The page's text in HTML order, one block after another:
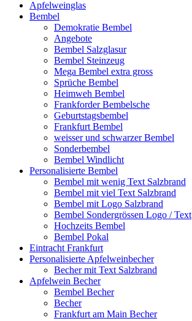
Apfelweinglas
Bembel
Demokratie Bembel
Angebote
Bembel Salzglasur
Bembel Steinzeug
Mega Bembel extra gross
Sprüche Bembel
Heimweh Bembel
Frankforder Bembelsche
Geburtstagsbembel
Frankfurt Bembel
weisser und schwarzer Bembel
Sonderbembel
Bembel Windlicht
Personalisierte Bembel
Bembel mit wenig Text Salzbrand
Bembel mit viel Text Salzbrand
Bembel mit Logo Salzbrand
Bembel Sondergrössen Logo / Text
Hochzeits Bembel
Bembel Pokal
Eintracht Frankfurt
Personalisierte Apfelweinbecher
Becher mit Text Salzbrand
Apfelwein Becher
Bembel Becher
Becher
Frankfurt am Main Becher